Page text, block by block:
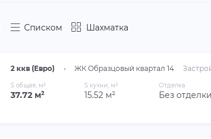
Списком Шахматка
2 ккв (Евро) • ЖК Образцовый квартал 14
S общая, м²
37.72 м²
S кухни, м²
15.52 м²
Отделка
Без отделки